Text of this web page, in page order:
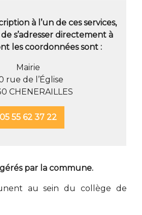
à l’un de ces services,
s’adresser directement à
les coordonnées sont :
Mairie
rue de l’Église
CHENERAILLES
05 55 62 37 22
par la commune.
au sein du collège de